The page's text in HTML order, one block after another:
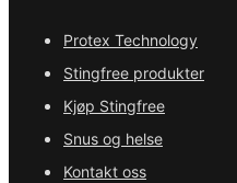
Protex Technology
Stingfree produkter
Kjøp Stingfree
Snus og helse
Kontakt oss